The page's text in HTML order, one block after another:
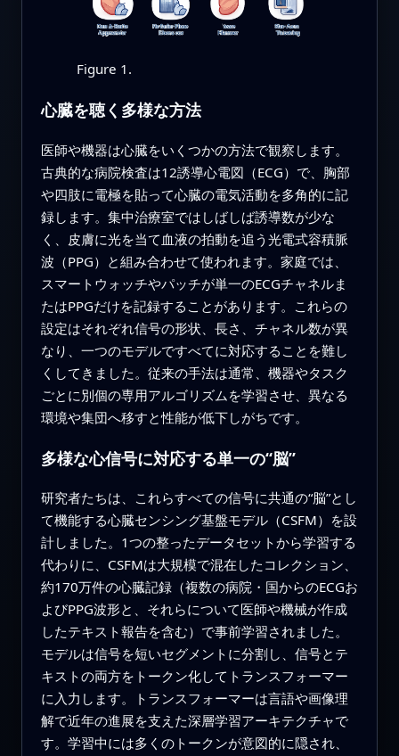
Figure 1.
心臓を聴く多様な方法
医師や機器は心臓をいくつかの方法で観察します。
古典的な病院検査は12誘導心電図（ECG）で、胸部
や四肢に電極を貼って心臓の電気活動を多角的に記
録します。集中治療室ではしばしば誘導数が少な
く、皮膚に光を当て血液の拍動を追う光電式容積脈
波（PPG）と組み合わせて使われます。家庭では、
スマートウォッチやパッチが単一のECGチャネルま
たはPPGだけを記録することがあります。これらの
設定はそれぞれ信号の形状、長さ、チャネル数が異
なり、一つのモデルですべてに対応することを難し
くしてきました。従来の手法は通常、機器やタスク
ごとに別個の専用アルゴリズムを学習させ、異なる
環境や集団へ移すと性能が低下しがちです。
多様な心信号に対応する単一の“脳”
研究者たちは、これらすべての信号に共通の“脳”とし
て機能する心臓センシング基盤モデル（CSFM）を設
計しました。1つの整ったデータセットから学習する
代わりに、CSFMは大規模で混在したコレクション、
約170万件の心臓記録（複数の病院・国からのECGお
よびPPG波形と、それらについて医師や機械が作成
したテキスト報告を含む）で事前学習されました。
モデルは信号を短いセグメントに分割し、信号とテ
キストの両方をトークン化してトランスフォーマー
に入力します。トランスフォーマーは言語や画像理
解で近年の進展を支えた深層学習アーキテクチャで
す。学習中には多くのトークンが意図的に隠され、